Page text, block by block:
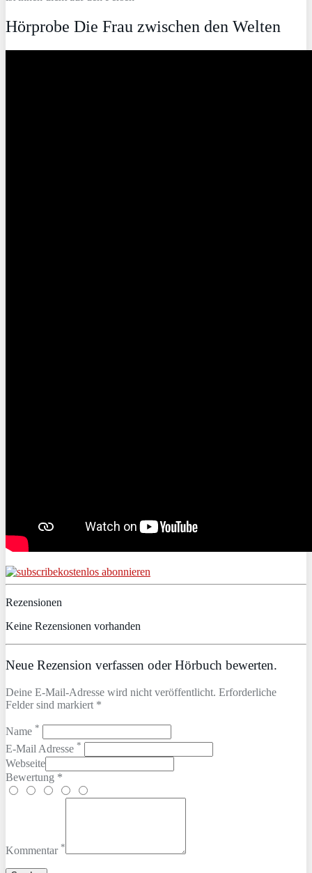
Hörprobe Die Frau zwischen den Welten
kostenlos abonnieren
Rezensionen
Keine Rezensionen vorhanden
Neue Rezension verfassen oder Hörbuch bewerten.
Deine E-Mail-Adresse wird nicht veröffentlicht. Erforderliche
Felder sind markiert *
Name *
E-Mail Adresse *
Webseite
Bewertung *
Kommentar *